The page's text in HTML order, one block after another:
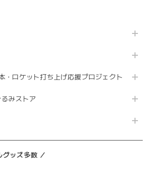
・ロケット打ち上げ応援プロジェクト
みストア
グッズ多数 ／